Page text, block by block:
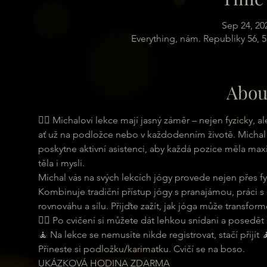
Sep 24,
Everything, nám. Republiky 56,
🧘‍♀ Michalovi lekce mají jasný záměr – nejen
ať už na podložce nebo v každodenním životě.
poskytne aktivní asistenci, aby každá pozice měla
těla i mysli.
Michal vás na svých lekcích jógy provede nejen přes
Kombinuje tradiční přístup jógy s pranajámou, práci
rovnováhu a sílu. Přijďte zažít, jak jóga může
🧘‍♂ Po cvičení si můžete dát lehkou snídani a posedět
🧘 Na lekce se nemusíte nikde registrovat, stačí přijít
Přineste si podložku/karimatku. Cvičí se na boso.
UKÁZKOVÁ HODINA ZDARMA